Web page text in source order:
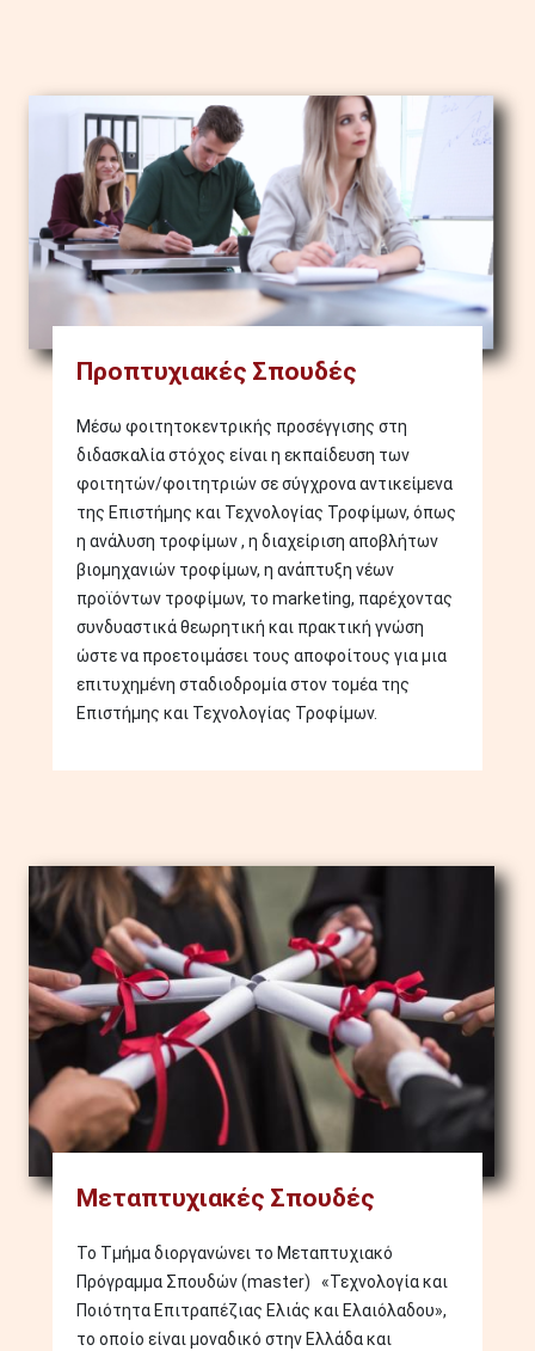
Προπτυχιακές Σπουδές
Μέσω φοιτητοκεντρικής προσέγγισης στη
διδασκαλία στόχος είναι η εκπαίδευση των
φοιτητών/φοιτητριών σε σύγχρονα αντικείμενα
της Επιστήμης και Τεχνολογίας Τροφίμων, όπως
η ανάλυση τροφίμων , η διαχείριση αποβλήτων
βιομηχανιών τροφίμων, η ανάπτυξη νέων
προϊόντων τροφίμων, το marketing, παρέχοντας
συνδυαστικά θεωρητική και πρακτική γνώση
ώστε να προετοιμάσει τους αποφοίτους για μια
επιτυχημένη σταδιοδρομία στον τομέα της
Επιστήμης και Τεχνολογίας Τροφίμων.
Image
Μεταπτυχιακές Σπουδές
Το Τμήμα διοργανώνει το Μεταπτυχιακό
Πρόγραμμα Σπουδών (master) «Τεχνολογία και
Ποιότητα Επιτραπέζιας Ελιάς και Ελαιόλαδου»,
το οποίο είναι μοναδικό στην Ελλάδα και